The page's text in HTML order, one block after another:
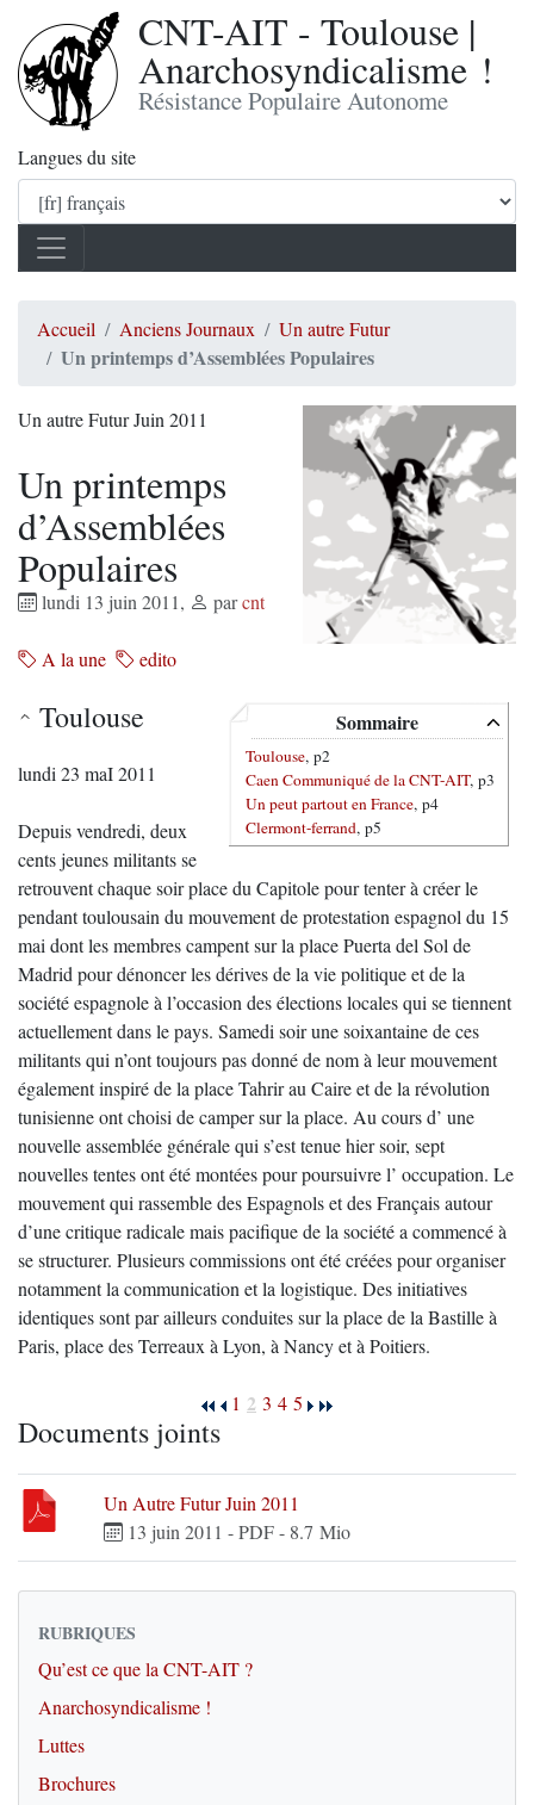
CNT-AIT - Toulouse |
Anarchosyndicalisme !
Résistance Populaire Autonome
Langues du site
Accueil Anciens Journaux Un autre Futur
Un printemps d’Assemblées Populaires
Un autre Futur Juin 2011
Un printemps
d’Assemblées
Populaires
lundi 13 juin 2011, parcnt
A la une edito
Sommaire
Toulouse, p2
Caen Communiqué de la CNT-AIT, p3
Un peut partout en France, p4
Clermont-ferrand, p5
Toulouse
lundi 23 maI 2011
Depuis vendredi, deux
cents jeunes militants se
retrouvent chaque soir place du Capitole pour tenter à créer le
pendant toulousain du mouvement de protestation espagnol du 15
mai dont les membres campent sur la place Puerta del Sol de
Madrid pour dénoncer les dérives de la vie politique et de la
société espagnole à l’occasion des élections locales qui se tiennent
actuellement dans le pays. Samedi soir une soixantaine de ces
militants qui n’ont toujours pas donné de nom à leur mouvement
également inspiré de la place Tahrir au Caire et de la révolution
tunisienne ont choisi de camper sur la place. Au cours d’ une
nouvelle assemblée générale qui s’est tenue hier soir, sept
nouvelles tentes ont été montées pour poursuivre l’ occupation. Le
mouvement qui rassemble des Espagnols et des Français autour
d’une critique radicale mais pacifique de la société a commencé à
se structurer. Plusieurs commissions ont été créées pour organiser
notamment la communication et la logistique. Des initiatives
identiques sont par ailleurs conduites sur la place de la Bastille à
Paris, place des Terreaux à Lyon, à Nancy et à Poitiers.
1 2 3 4 5
Documents joints
Un Autre Futur Juin 2011
13 juin 2011 -PDF- 8.7 Mio
RUBRIQUES
Qu’est ce que la CNT-AIT ?
Anarchosyndicalisme !
Luttes
Brochures